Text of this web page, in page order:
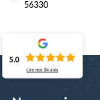
56330
5.0
Lire nos84 avis